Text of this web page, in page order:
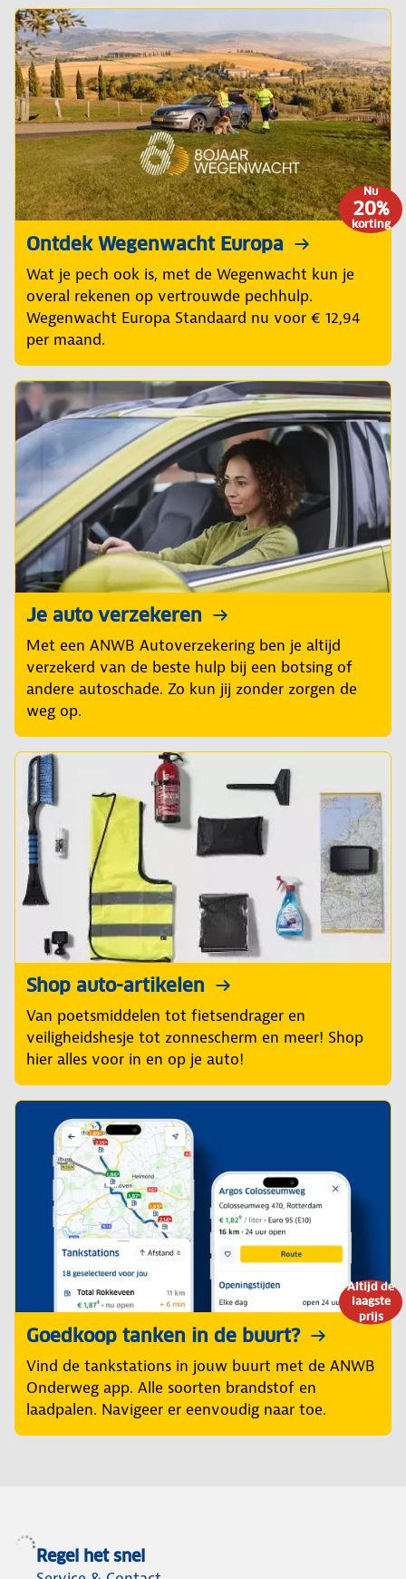
Nu
20%
korting
Ontdek Wegenwacht Europa
Wat je pech ook is, met de Wegenwacht kun je
overal rekenen op vertrouwde pechhulp.
Wegenwacht Europa Standaard nu voor € 12,94
per maand.
Je auto verzekeren
Met een ANWB Autoverzekering ben je altijd
verzekerd van de beste hulp bij een botsing of
andere autoschade. Zo kun jij zonder zorgen de
weg op.
Shop auto-artikelen
Van poetsmiddelen tot fietsendrager en
veiligheidshesje tot zonnescherm en meer! Shop
hier alles voor in en op je auto!
Altijd de
laagste
prijs
Goedkoop tanken in de buurt?
Vind de tankstations in jouw buurt met de ANWB
Onderweg app. Alle soorten brandstof en
laadpalen. Navigeer er eenvoudig naar toe.
Regel het snel